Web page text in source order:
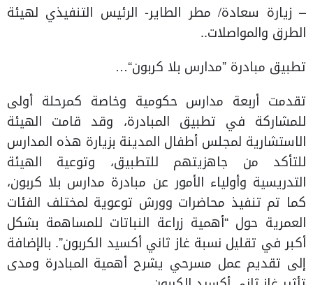
– زيارة سعادة/ مطر الطاير- الرئيس التنفيذي لهيئة
الطرق والمواصلات..
تطبيق مبادرة ”مدارس بلا كربون“…
تقدمت أربعة مدارس حكومية وخاصة كمرحلة أولى
للمشاركة في تطبيق المبادرة، وقد قامت الهيئة
الاستشارية لمجلس أطفال المدينة بزيارة هذه المدارس
للتأكد من جاهزيتهم للتطبيق، وتوعية الهيئة
التدريسية وأولياء الأمور عن مبادرة مدارس بلا كربون،
كما تم تنفيذ محاضرات وورش توعوية لمختلف الفئات
العمرية حول “أهمية زراعة النباتات للمساهمة بشكل
أكبر في تقليل نسبة غاز ثاني أكسيد الكربون”. بالإضافة
إلى تقديم عمل مسرحي يشرح أهمية المبادرة ومدى